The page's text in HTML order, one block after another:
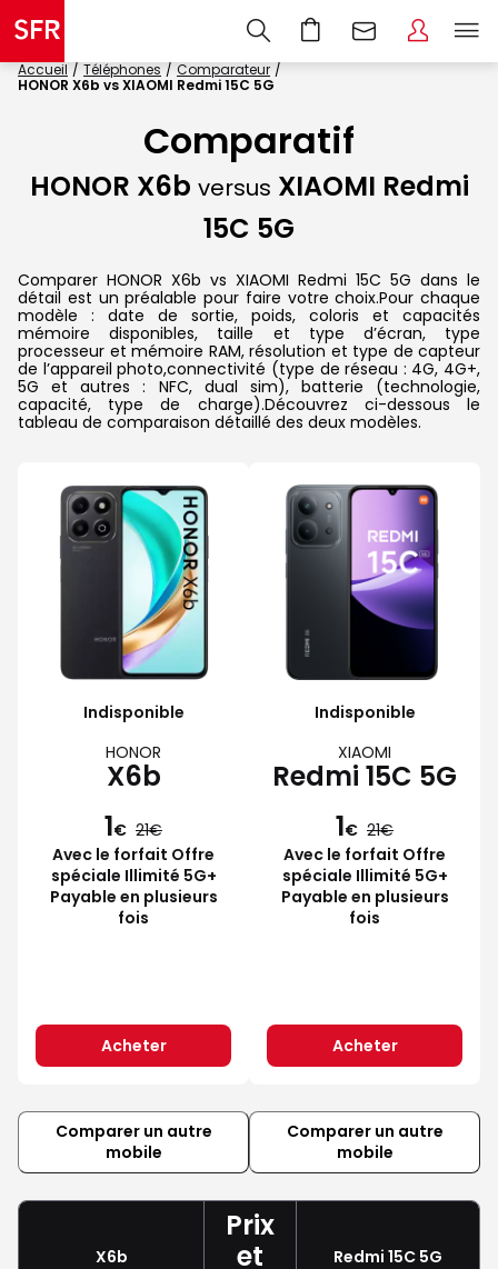
Accueil Téléphones
Comparateur
HONOR X6b vs XIAOMI Redmi 15C 5G
Comparatif
HONOR X6b versus XIAOMI Redmi
15C 5G
Comparer HONOR X6b vs XIAOMI Redmi 15C 5G dans le
détail est un préalable pour faire votre choix.Pour chaque
modèle : date de sortie, poids, coloris et capacités
mémoire disponibles, taille et type d’écran, type
processeur et mémoire RAM, résolution et type de capteur
de l’appareil photo,connectivité (type de réseau : 4G, 4G+,
5G et autres : NFC, dual sim), batterie (technologie,
capacité, type de charge).Découvrez ci-dessous le
tableau de comparaison détaillé des deux modèles.
Indisponible
HONOR
X6b
1€ 21
Avec le forfait Offre
spéciale Illimité 5G+
Payable en plusieurs
fois
Acheter
Indisponible
XIAOMI
Redmi 15C 5G
1€ 21
Avec le forfait Offre
spéciale Illimité 5G+
Payable en plusieurs
fois
Acheter
Comparer un autre
mobile
Comparer un autre
mobile
X6b
Prix
et
Redmi 15C 5G